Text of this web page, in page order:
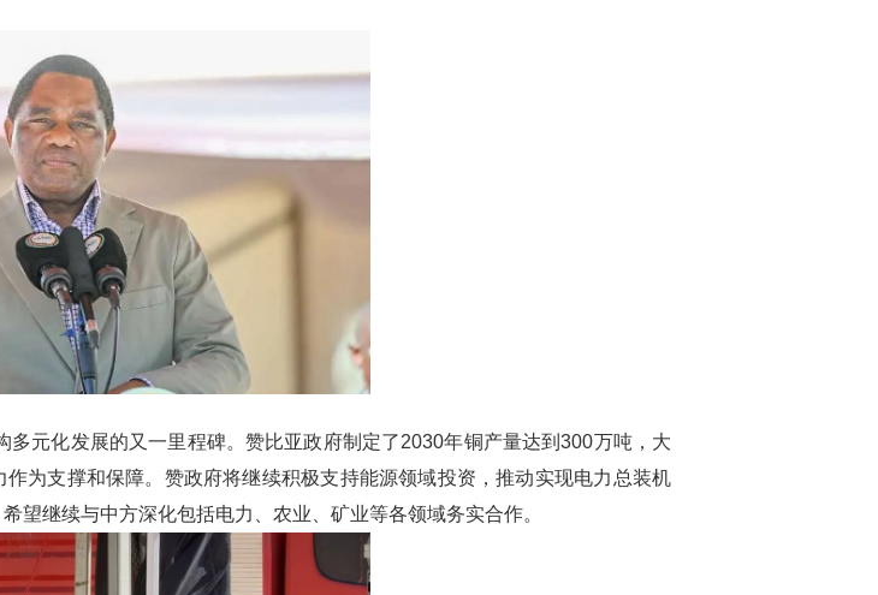
元化发展的又一里程碑。赞比亚政府制定了2030年铜产量达到300万吨，大
为支撑和保障。赞政府将继续积极支持能源领域投资，推动实现电力总装机
望继续与中方深化包括电力、农业、矿业等各领域务实合作。